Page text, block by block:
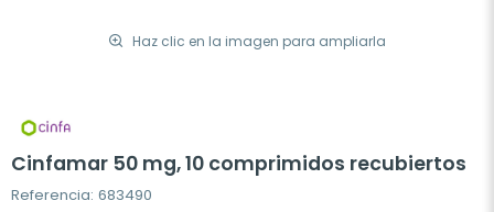
Haz clic en la imagen para ampliarla
Cinfamar 50 mg, 10 comprimidos recubiertos
Referencia: 683490